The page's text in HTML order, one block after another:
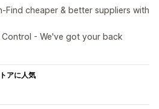
Find cheaper & better suppliers with
- We've got your back
アに人気